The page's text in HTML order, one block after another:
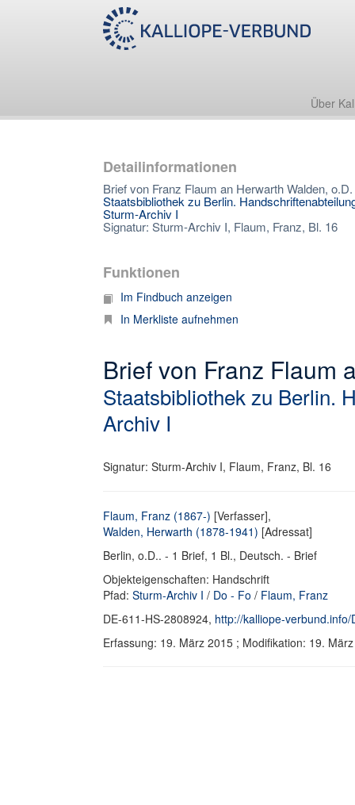
Über
Detailinformationen
Brief von Franz Flaum an Herwarth Walden, o.D.
Staatsbibliothek zu Berlin.
Sturm-Archiv I
Signatur: Sturm-Archiv I, Flaum, Franz, Bl. 16
Funktionen
Im Findbuch anzeigen
In Merkliste aufnehmen
Brief von Franz Flaum
Staatsbibliothek zu Berlin.
Archiv I
Signatur: Sturm-Archiv I, Flaum, Franz, Bl. 16
Flaum, Franz (1867-) [Verfasser],
Walden, Herwarth (1878-1941) [Adressat]
Berlin, o.D.. - 1 Brief, 1 Bl., Deutsch. - Brief
Objekteigenschaften: Handschrift
Pfad: Sturm-Archiv I / Do - Fo / Flaum, Franz
DE-611-HS-2808924, http://kalliope-
Erfassung: 19. März 2015 ; Modifikation: 19.